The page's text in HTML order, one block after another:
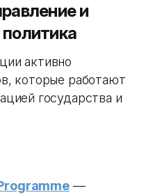
и
активно
которые работают
государства и
—